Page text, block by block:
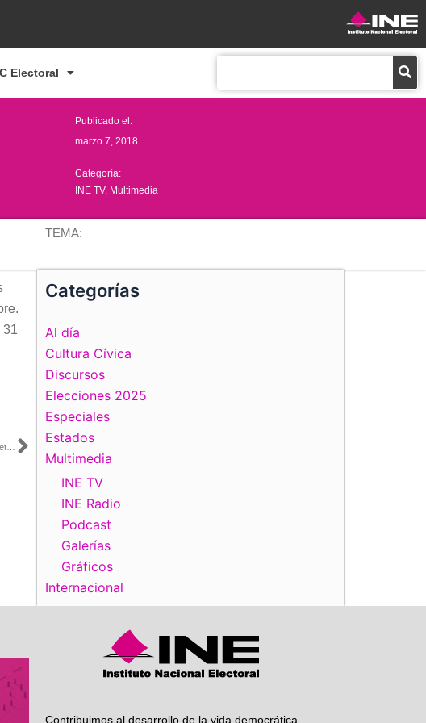
Electoral
Publicado el:
marzo 7, 2018
Categoría:
INE TV, Multimedia
TEMA:
31
Siguiente
Categorías
Al día
Cultura Cívica
Discursos
Elecciones 2025
Especiales
Estados
Multimedia
INE TV
INE Radio
Podcast
Galerías
Gráficos
Internacional
Contribuimos al desarrollo de la vida democrática